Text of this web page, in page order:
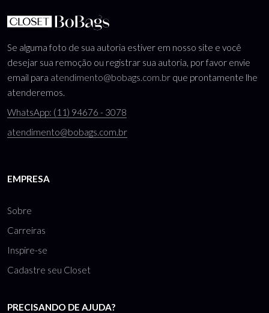
Se alguma foto de sua autoria estiver em nosso site e você
desejar sua remoção ou registrar sua autoria, por favor envie
email para atendimento@bobags.com.br que prontamente lhe
atenderemos.
WhatsApp: (11) 94676 - 3078
atendimento@bobags.com.br
EMPRESA
Sobre
Carreiras
Inspire-se
Cadastre seu Closet
PRECISANDO DE AJUDA?